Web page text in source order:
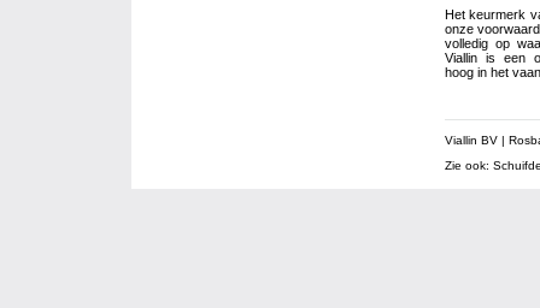
Het keurmerk
onze
volledig op
Viallin is een
hoog in het
Viallin BV |
Zie ook: